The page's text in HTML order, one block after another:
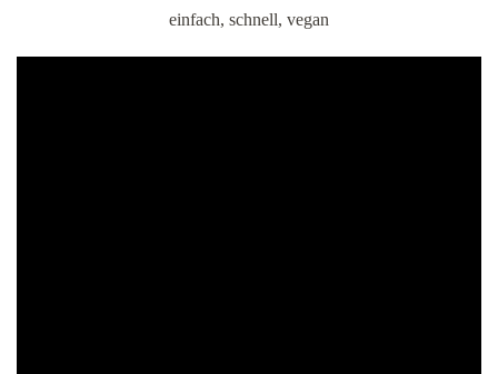
einfach, schnell, vegan